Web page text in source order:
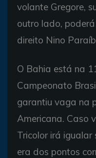
volante Gregore,
outro lado,
direito Nino
O Bahia está na
Campeonato
garantiu vaga na
Americana. Caso
Tricolor irá igualar
era dos pontos